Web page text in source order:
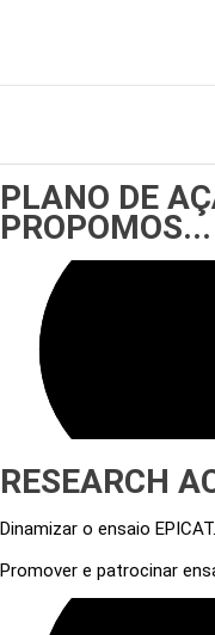
PLANO DE
PROPOMOS...
RESEARCH
Dinamizar o ensaio EPICAT.
Promover e patrocinar